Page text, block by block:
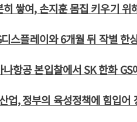
쌓여, 손지훈 몸집 키우기 위
스플레이와 6개월 뒤 작별 한
항공 본입찰에서 SK 한화 GS
, 정부의 육성정책에 힘입어